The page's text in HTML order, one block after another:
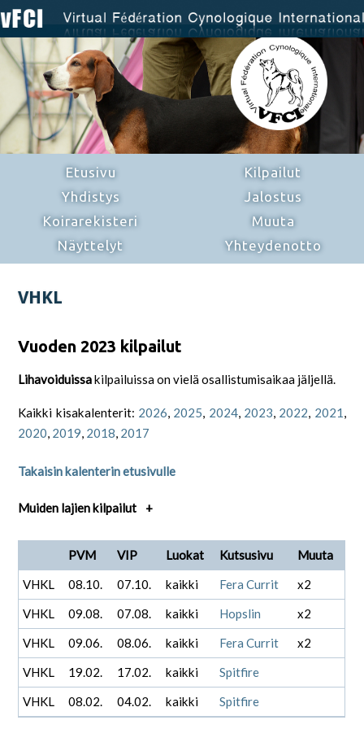
Etusivu
Yhdistys
Koirarekisteri
Näyttelyt
Kilpailut
Jalostus
Muuta
Yhteydenotto
VHKL
Vuoden 2023 kilpailut
Lihavoiduissakilpailuissa on vielä osallistumisaikaa jäljellä.
Kaikki kisakalenterit: 2026 2025 2024, 2023 2022 2021
2020 2019 2018 2017
Takaisin kalenterin etusivulle
Muiden lajien kilpailut +
PVM VIP Luokat Kutsusivu
Muuta
VHKL
08.10. 07.10. kaikki Fera Currit
x2
VHKL
09.08. 07.08. kaikki Hopslin
x2
VHKL
09.06. 08.06. kaikki Fera Currit
x2
VHKL
19.02. 17.02. kaikki
Spitfire
VHKL
08.02. 04.02. kaikki Spitfire